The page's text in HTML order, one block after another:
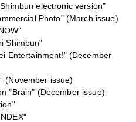
electronic version"
Photo" (March issue)
Shimbun"
Entertainment!" (December
(November issue)
"Brain" (December issue)